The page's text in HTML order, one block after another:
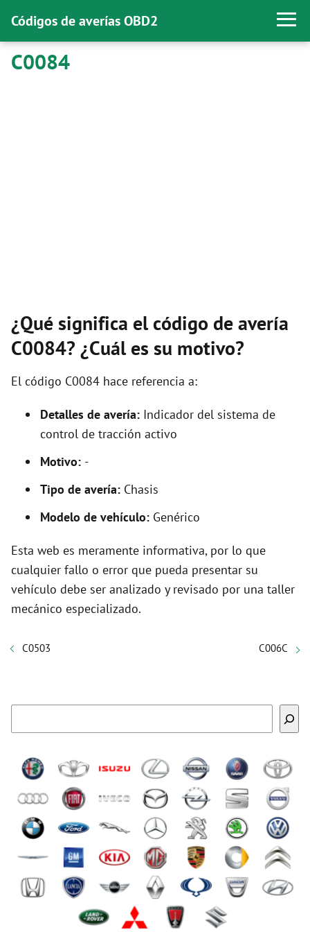
Códigos de averías OBD2
C0084
¿Qué significa el código de avería
C0084? ¿Cuál es su motivo?
El código C0084 hace referencia a:
Detalles de avería: Indicador del sistema de
control de tracción activo
Motivo: -
Tipo de avería: Chasis
Modelo de vehículo: Genérico
Esta web es meramente informativa, por lo que
cualquier fallo o error que pueda presentar su
vehículo debe ser analizado y revisado por una taller
mecánico especializado.
C0503 C006C